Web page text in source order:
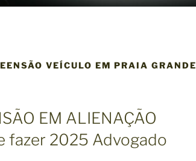
VEÍCULO EM PRAIA GRANDE
EM ALIENAÇÃO
fazer 2025 Advogado